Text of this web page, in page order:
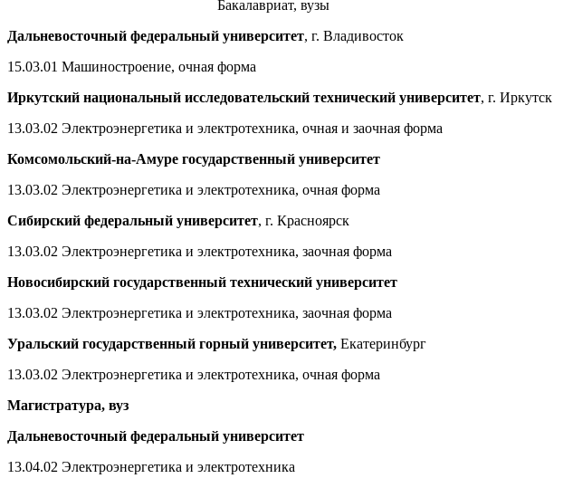
Бакалавриат, вузы
Дальневосточный федеральный университет, г. Владивосток
15.03.01 Машиностроение, очная форма
Иркутский национальный исследовательский технический университет, г. Иркутск
13.03.02 Электроэнергетика и электротехника, очная и заочная форма
Комсомольский-на-Амуре государственный университет
13.03.02 Электроэнергетика и электротехника, очная форма
Сибирский федеральный университет, г. Красноярск
13.03.02 Электроэнергетика и электротехника, заочная форма
Новосибирский государственный технический университет
13.03.02 Электроэнергетика и электротехника, заочная форма
Уральский государственный горный университет, Екатеринбург
13.03.02 Электроэнергетика и электротехника, очная форма
Магистратура, вуз
Дальневосточный федеральный университет
13.04.02 Электроэнергетика и электротехника